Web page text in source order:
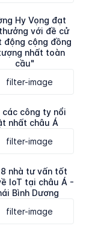
Hy Vọng đạt
với đề cử
động cộng đồng
nhất toàn
cầu"
các công ty nổi
nhất châu Á
nhà tư vấn tốt
IoT tại châu Á -
Bình Dương